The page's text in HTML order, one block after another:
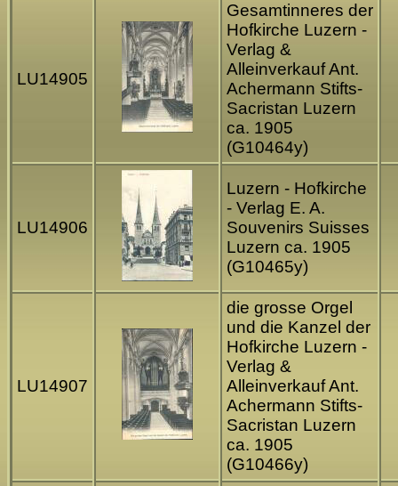
LU14905
Gesamtinneres der
Hofkirche Luzern -
Verlag &
Alleinverkauf Ant.
Achermann Stifts-
Sacristan Luzern
ca. 1905
(G10464y)
LU14906
Luzern - Hofkirche
- Verlag E. A.
Souvenirs Suisses
Luzern ca. 1905
(G10465y)
LU14907
die grosse Orgel
und die Kanzel der
Hofkirche Luzern -
Verlag &
Alleinverkauf Ant.
Achermann Stifts-
Sacristan Luzern
ca. 1905
(G10466y)